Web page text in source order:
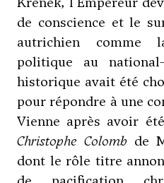
de conscience et le
autrichien comme
politique au
historique avait été
pour répondre à une
Vienne après avoir
Christophe Colomb de
dont le rôle titre